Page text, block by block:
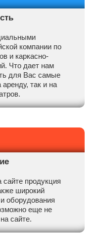
компании по
и каркасно-
Что дает нам
для Вас самые
так и на
сайте продукция
широкий
оборудования
еще не
сайте.